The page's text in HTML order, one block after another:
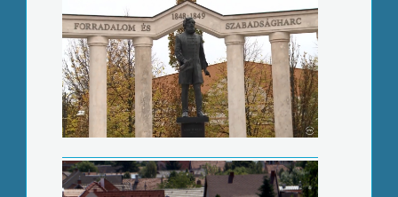
Megszaporodik a kéménytüzek száma